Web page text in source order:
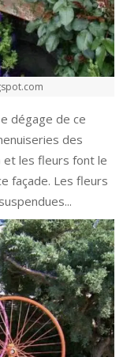
dégage de ce
des
les fleurs font le
façade. Les fleurs